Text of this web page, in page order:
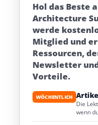
Hol das Beste
Architecture
werde
Mitglied und
Ressourcen,
Newsletter
Vorteile.
WÖCHENTLICH
Die
wenn